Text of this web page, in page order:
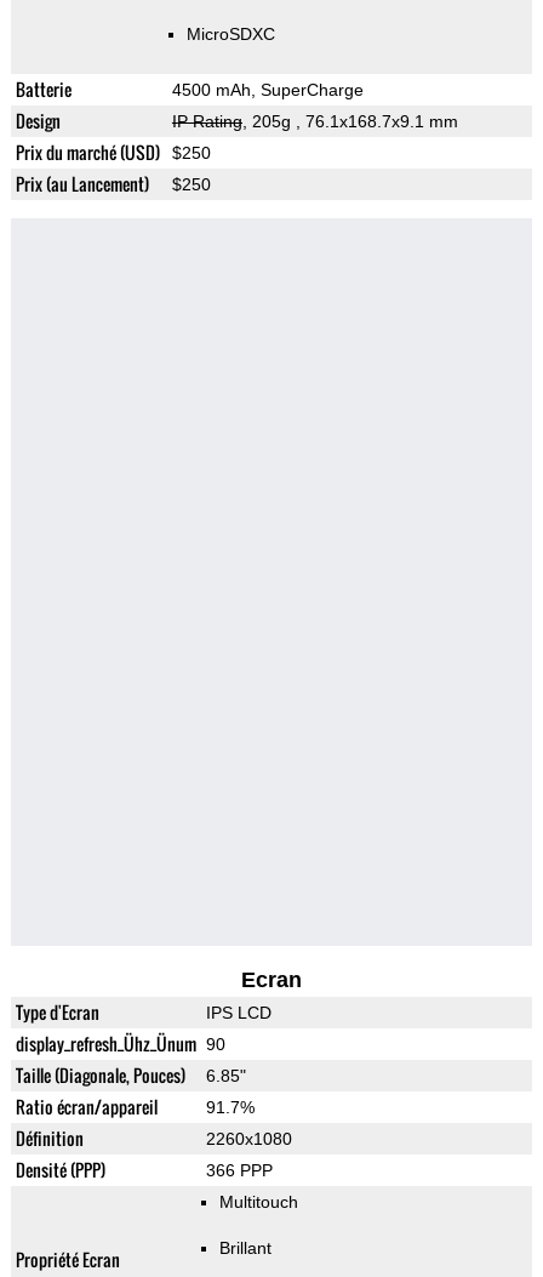
MicroSDXC
Batterie 4500 mAh, SuperCharge
Design IP Rating, 205g , 76.1x168.7x9.1 mm
Prix du marché (USD) $250
Prix (au Lancement) $250
Ecran
Type d'Ecran IPS LCD
display_refresh_Ühz_Ünum 90
Taille (Diagonale, Pouces) 6.85"
Ratio écran/appareil 91.7%
Définition 2260x1080
Densité (PPP) 366 PPP
Propriété Ecran
Multitouch
Brillant